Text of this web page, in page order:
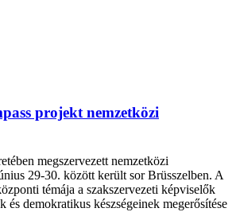
projekt nemzetközi
megszervezett nemzetközi
29-30. között került sor Brüsszelben. A
témája a szakszervezeti képviselők
és demokratikus készségeinek megerősítése